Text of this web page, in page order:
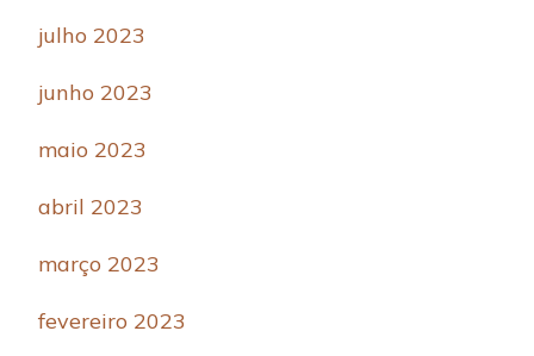
julho 2023
junho 2023
maio 2023
abril 2023
março 2023
fevereiro 2023